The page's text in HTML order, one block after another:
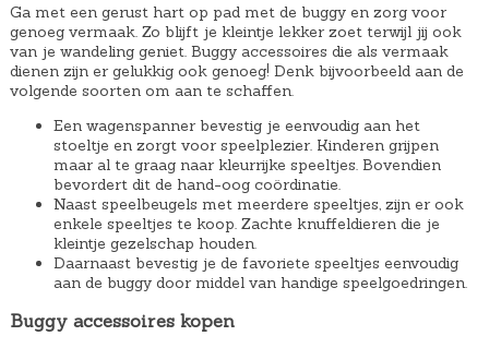
Ga met een gerust hart op pad met de buggy en zorg voor
genoeg vermaak. Zo blijft je kleintje lekker zoet terwijl jij ook
van je wandeling geniet. Buggy accessoires die als vermaak
dienen zijn er gelukkig ook genoeg! Denk bijvoorbeeld aan de
volgende soorten om aan te schaffen.
Een wagenspanner bevestig je eenvoudig aan het
stoeltje en zorgt voor speelplezier. Kinderen grijpen
maar al te graag naar kleurrijke speeltjes. Bovendien
bevordert dit de hand-oog coördinatie.
Naast speelbeugels met meerdere speeltjes, zijn er ook
enkele speeltjes te koop. Zachte knuffeldieren die je
kleintje gezelschap houden.
Daarnaast bevestig je de favoriete speeltjes eenvoudig
aan de buggy door middel van handige speelgoedringen.
Buggy accessoires kopen